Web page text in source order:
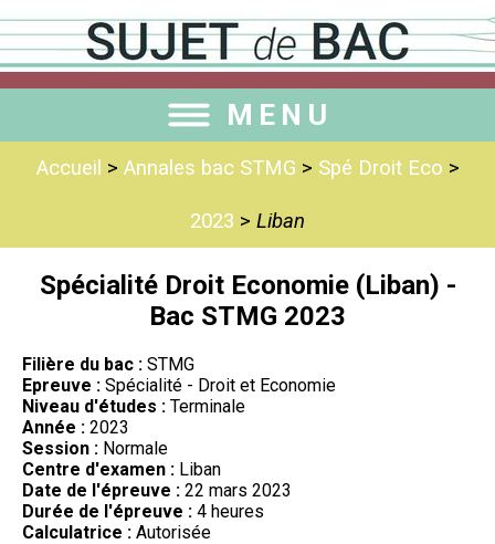
MENU
Accueil > Annales bac STMG > Spé Droit Eco >
2023 > Liban
Spécialité Droit Economie (Liban) -
Bac STMG 2023
Filière du bac : STMG
Epreuve : Spécialité - Droit et Economie
Niveau d'études : Terminale
Année : 2023
Session : Normale
Centre d'examen : Liban
Date de l'épreuve : 22 mars 2023
Durée de l'épreuve : 4 heures
Calculatrice : Autorisée